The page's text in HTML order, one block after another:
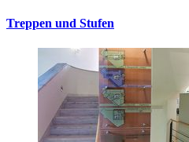
Treppen und Stufen